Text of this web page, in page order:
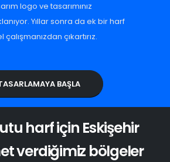
logo ve tasarımınız
Yıllar sonra da ek bir harf
çıkartırız.
BAŞLA
harf için Eskişehir
verdiğimiz bölgeler